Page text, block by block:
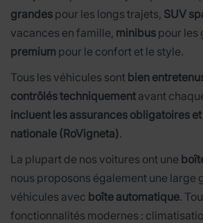
grandes pour les longs trajets, SUV
vacances en famille, minibus pour les
premium pour le confort et le style.
Tous les véhicules sont bien
contrôlés techniquement avant
incluent les assurances obligatoires
nationale (RoVigneta).
La plupart de nos voitures ont une
nous proposons également une large
véhicules avec boîte automatique.
fonctionnalités modernes :